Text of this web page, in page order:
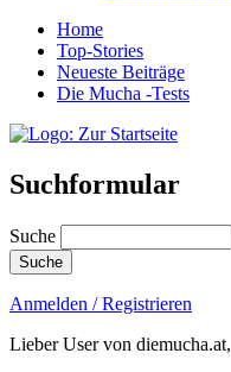
Home
Top-Stories
Neueste Beiträge
Die Mucha -Tests
Suchformular
Suche
Anmelden / Registrieren
Lieber User von diemucha.at,